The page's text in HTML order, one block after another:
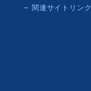
関連サイトリンク